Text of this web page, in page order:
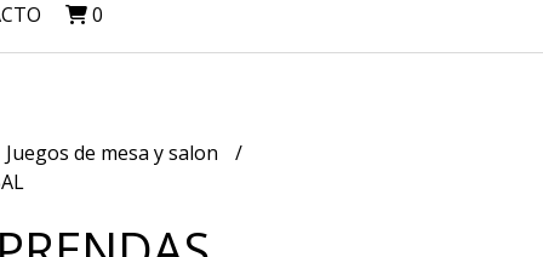
0
Juegos de mesa y salon